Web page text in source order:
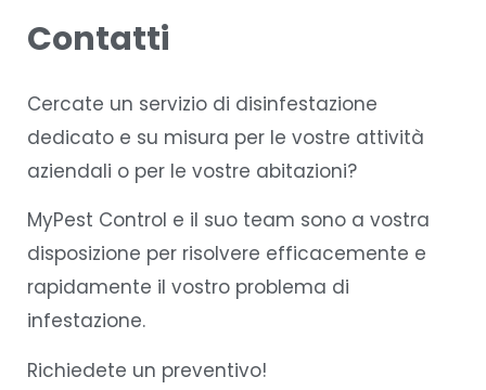
Contatti
Cercate un servizio di disinfestazione
dedicato e su misura per le vostre attività
aziendali o per le vostre abitazioni?
MyPest Control e il suo team sono a vostra
disposizione per risolvere efficacemente e
rapidamente il vostro problema di
infestazione.
Richiedete un preventivo!